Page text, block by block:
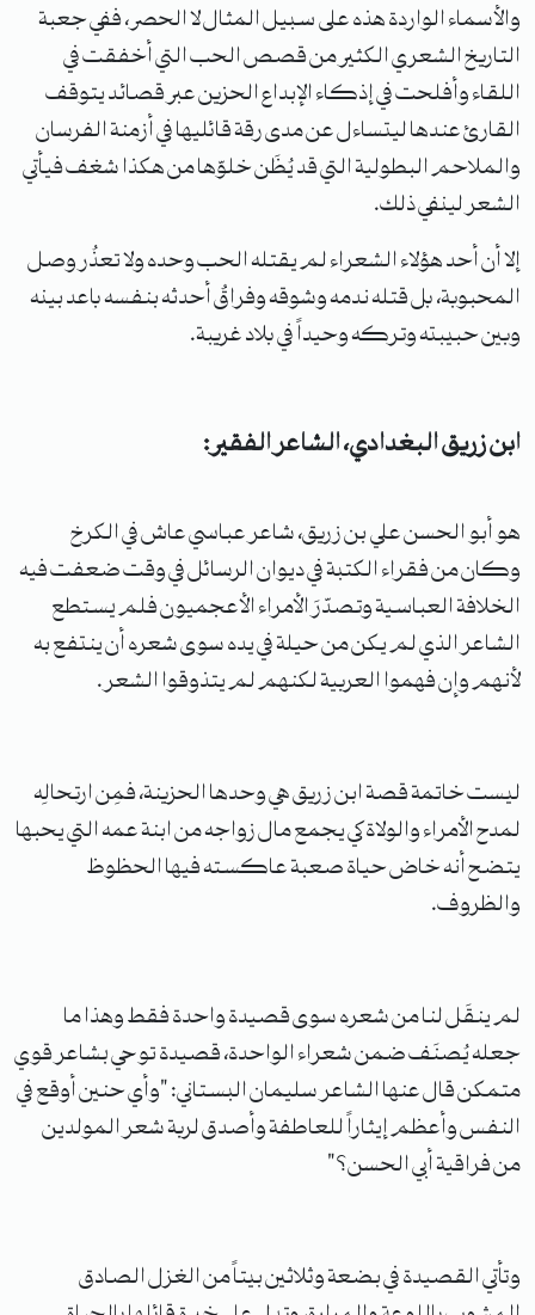
والأسماء الواردة هذه على سبيل المثال لا الحصر، ففي جعبة
التاريخ الشعري الكثير من قصص الحب التي أخفقت في
اللقاء وأفلحت في إذكاء الإبداع الحزين عبر قصائد يتوقف
القارئ عندها ليتساءل عن مدى رقة قائليها في أزمنة الفرسان
والملاحم البطولية التي قد يُظَن خلوّها من هكذا شغف فيأتي
الشعر لينفي ذلك.
إلا أن أحد هؤلاء الشعراء لم يقتله الحب وحده ولا تعذُر وصل
المحبوبة، بل قتله ندمه وشوقه وفراقٌ أحدثه بنفسه باعد بينه
وبين حبيبته وتركه وحيداً في بلاد غريبة.
ابن زريق البغدادي، الشاعر الفقير:
هو أبو الحسن علي بن زريق، شاعر عباسي عاش في الكرخ
وكان من فقراء الكتبة في ديوان الرسائل في وقت ضعفت فيه
الخلافة العباسية وتصدّرَ الأمراء الأعجميون فلم يستطع
الشاعر الذي لم يكن من حيلة في يده سوى شعره أن ينتفع به
لأنهم وإن فهموا العربية لكنهم لم يتذوقوا الشعر.
ليست خاتمة قصة ابن زريق هي وحدها الحزينة، فمِن ارتحالِه
لمدح الأمراء والولاة كي يجمع مال زواجه من ابنة عمه التي يحبها
يتضح أنه خاض حياة صعبة عاكسته فيها الحظوظ
والظروف.
لم ينقَل لنا من شعره سوى قصيدة واحدة فقط وهذا ما
جعله يُصنَف ضمن شعراء الواحدة، قصيدة توحي بشاعر قوي
متمكن قال عنها الشاعر سليمان البستاني: "وأي حنين أوقع في
النفس وأعظم إيثاراً للعاطفة وأصدق لربة شعر المولدين
من فراقية أبي الحسن؟"
وتأتي القصيدة في بضعة وثلاثين بيتاً من الغزل الصادق